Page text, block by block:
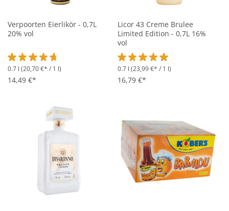
Verpoorten Eierlikör - 0,7L
20% vol
Durchschnittliche Bewertung von 4.8 von 5 Sternen
0.7 l (20,70 €* / 1 l)
14,49 €*
Licor 43 Creme Brulee
Limited Edition - 0,7L 16%
vol
Durchschnittliche Bewertung
0.7 l (23,99 €* / 1 l)
16,79 €*